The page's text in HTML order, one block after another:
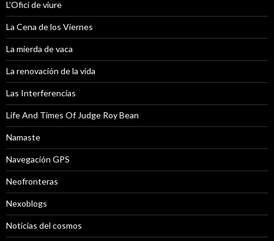
L’Ofici de viure
La Cena de los Viernes
La mierda de vaca
La renovación de la vida
Las Interferencias
Life And Times Of Judge Roy Bean
Namaste
Navegación GPS
Neofronteras
Nexoblogs
Noticias del cosmos